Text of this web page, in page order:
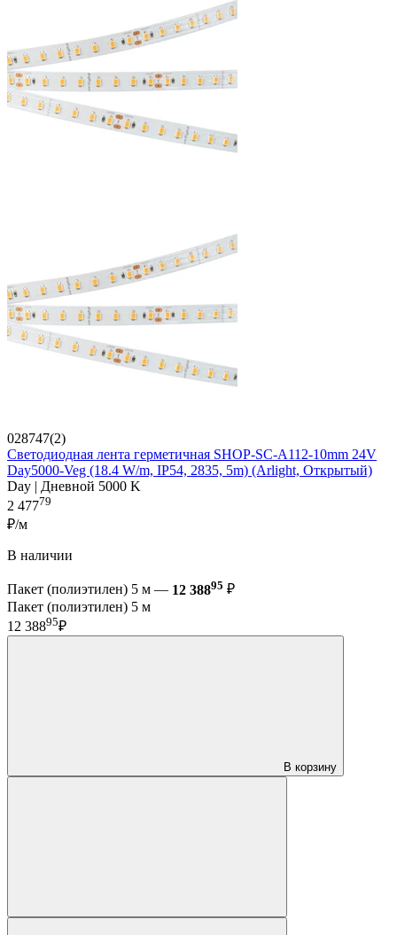
028747(2)
Светодиодная лента герметичная SHOP-SC-A112-10mm 24V
Day5000-Veg (18.4 W/m, IP54, 2835, 5m) (Arlight, Открытый)
Day | Дневной 5000 K
2 47779
₽/м
В наличии
Пакет (полиэтилен) 5 м — 12 38895 ₽
Пакет (полиэтилен) 5 м
12 38895₽
В корзину